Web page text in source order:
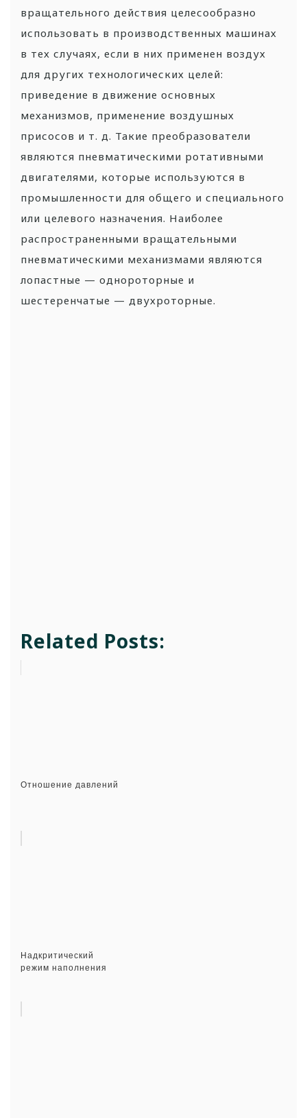
вращательного действия целесообразно
использовать в производственных машинах
в тех случаях, если в них применен воздух
для других технологических целей:
приведение в движение основных
механизмов, применение воздушных
присосов и т. д. Такие преобразователи
являются пневматическими ротативными
двигателями, которые используются в
промышленности для общего и специального
или целевого назначения. Наиболее
распространенными вращательными
пневматическими механизмами являются
лопастные — однороторные и
шестеренчатые — двухроторные.
Related Posts:
Отношение давлений
Надкритический
режим наполнения